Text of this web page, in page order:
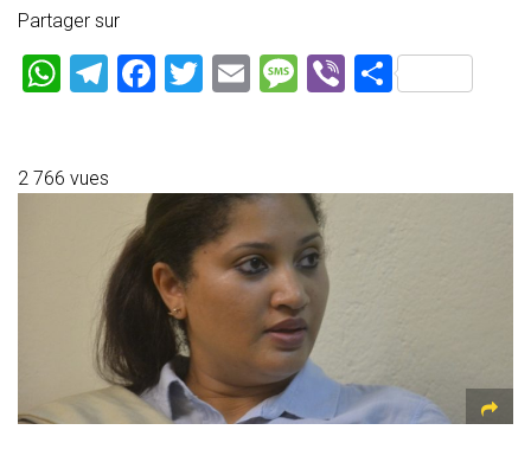
Partager sur
W
s
T
gr
a
m
F
b
ok
T
er
E
l
M
a
g
e
Vi P
g
2 766 vues